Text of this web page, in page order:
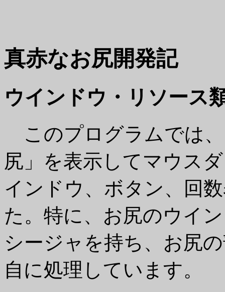
真赤なお尻開発記
ウインドウ・リソース
このプログラムでは
尻」を表示してマウス
インドウ、ボタン、回
た。特に、お尻のウイ
シージャを持ち、お尻
自に処理しています。